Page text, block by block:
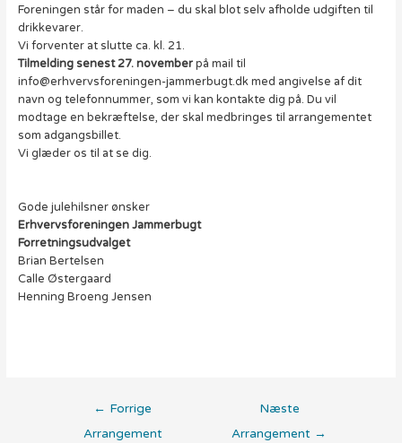
Foreningen står for maden – du skal blot selv afholde udgiften til
drikkevarer.
Vi forventer at slutte ca. kl. 21.
Tilmelding senest 27. novemberpå mail til
info@erhvervsforeningen-jammerbugt.dk med angivelse af dit
navn og telefonnummer, som vi kan kontakte dig på. Du vil
modtage en bekræftelse, der skal medbringes til arrangementet
som adgangsbillet.
Vi glæder os til at se dig.
Gode julehilsner ønsker
Erhvervsforeningen Jammerbugt
Forretningsudvalget
Brian Bertelsen
Calle Østergaard
Henning Broeng Jensen
Indlægsnavigation
← Forrige
Arrangement
Næste
Arrangement →